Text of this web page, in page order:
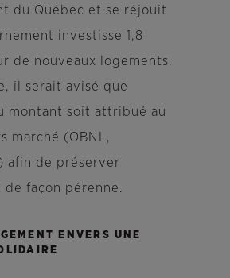
du Québec et se réjouit
investisse 1,8
de nouveaux logements.
il serait avisé que
montant soit attribué au
marché (OBNL,
afin de préserver
de façon pérenne.
ENVERS UNE